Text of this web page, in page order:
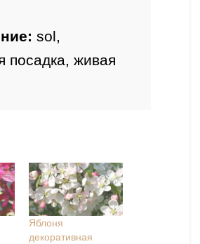
sol,
посадка, живая
Яблоня
декоративная